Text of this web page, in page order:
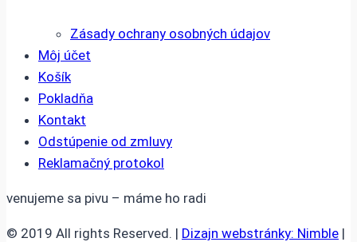
Zásady ochrany osobných údajov
Môj účet
Košík
Pokladňa
Kontakt
Odstúpenie od zmluvy
Reklamačný protokol
venujeme sa pivu – máme ho radi
© 2019 All rights Reserved. | Dizajn webstránky: Nimble |